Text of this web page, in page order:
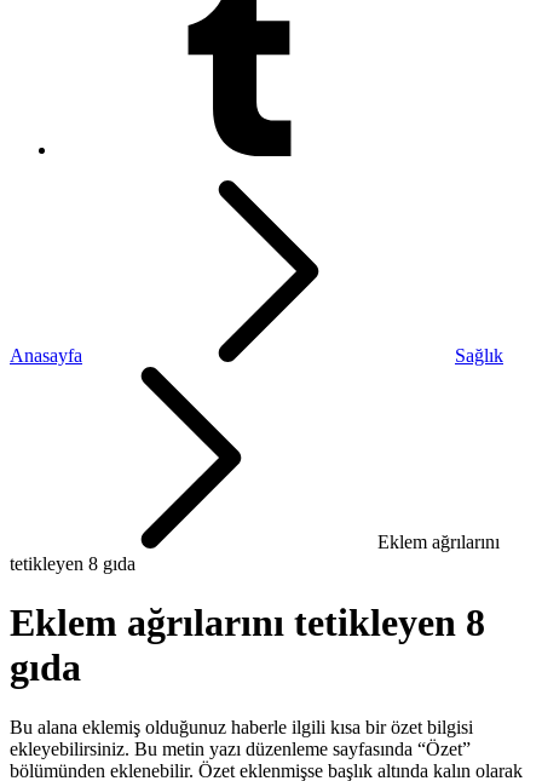
Anasayfa Sağlık
Eklem ağrılarını
tetikleyen 8 gıda
Eklem ağrılarını tetikleyen 8
gıda
Bu alana eklemiş olduğunuz haberle ilgili kısa bir özet bilgisi
ekleyebilirsiniz. Bu metin yazı düzenleme sayfasında “Özet”
bölümünden eklenebilir. Özet eklenmişse başlık altında kalın olarak